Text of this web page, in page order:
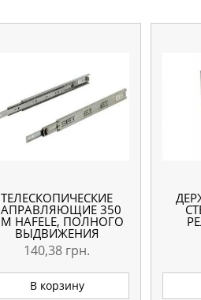
ТЕЛЕСКОПИЧЕСКИЕ
350
HAFELE, ПОЛНОГО
ВЫДВИЖЕНИЯ
140,38 грн.
В корзину